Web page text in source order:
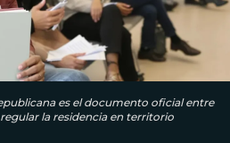
es el documento oficial entre
la residencia en territorio